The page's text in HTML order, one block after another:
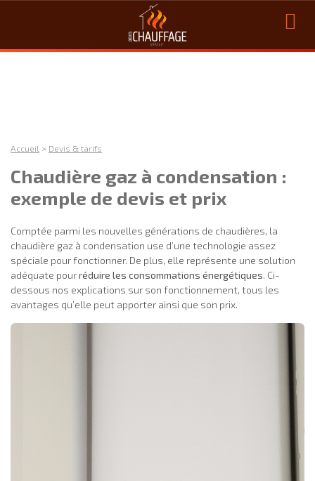
Accueil > Devis & tarifs
Chaudière gaz à condensation :
exemple de devis et prix
Comptée parmi les nouvelles générations de chaudières, la
chaudière gaz à condensation use d’une technologie assez
spéciale pour fonctionner. De plus, elle représente une solution
adéquate pourréduire les consommations énergétiques. Ci-
dessous nos explications sur son fonctionnement, tous les
avantages qu’elle peut apporter ainsi que son prix.